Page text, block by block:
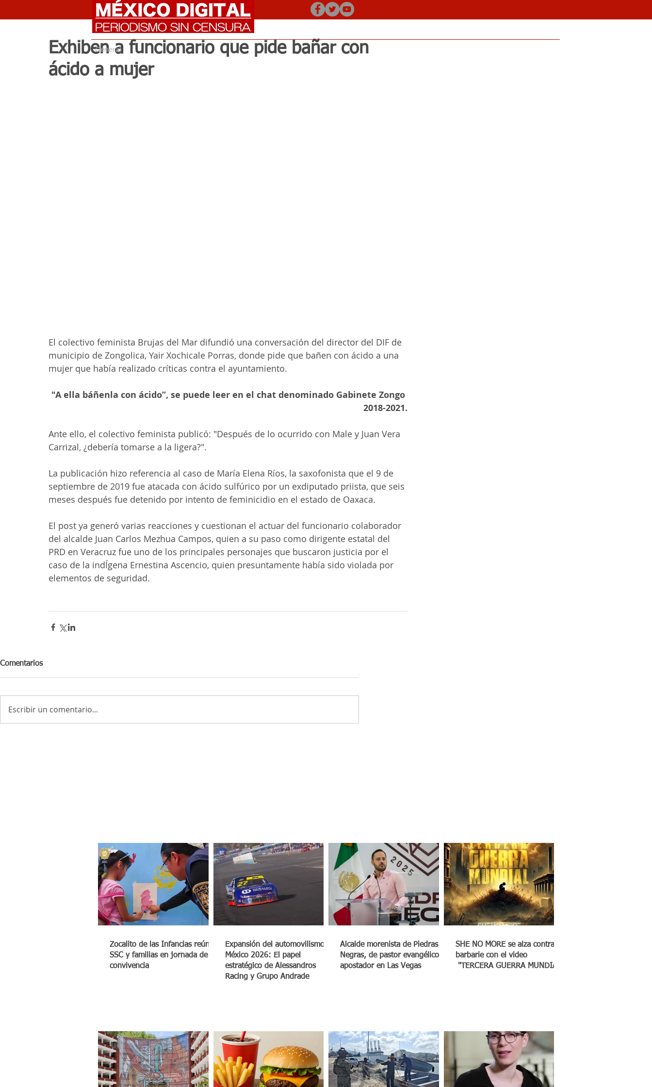
General
Exhiben a funcionario que pide bañar con
ácido a mujer
El colectivo feminista Brujas del Mar difundió una conversación del director del DIF de
municipio de Zongolica, Yair Xochicale Porras, donde pide que bañen con ácido a una
mujer que había realizado críticas contra el ayuntamiento.
2018-2021.
Ante ello, el colectivo feminista publicó: "Después de lo ocurrido con Male y Juan Vera
Carrizal, ¿debería tomarse a la ligera?".
La publicación hizo referencia al caso de María Elena Ríos, la saxofonista que el 9 de
septiembre de 2019 fue atacada con ácido sulfúrico por un exdiputado priista, que seis
meses después fue detenido por intento de feminicidio en el estado de Oaxaca.
El post ya generó varias reacciones y cuestionan el actuar del funcionario colaborador
del alcalde Juan Carlos Mezhua Campos, quien a su paso como dirigente estatal del
PRD en Veracruz fue uno de los principales personajes que buscaron justicia por el
caso de la indÍgena Ernestina Ascencio, quien presuntamente había sido violada por
elementos de seguridad.
Comentarios
Escribir un comentario...
Zocalito de las Infancias reúne a
SSC y familias en jornada de
convivencia
Expansión del automovilismo en
México 2026: El papel
estratégico de Alessandros
Racing y Grupo Andrade
Alcalde morenista de Piedras
Negras, de pastor evangélico a
apostador en Las Vegas
SHE NO MORE se alza contra la
barbarie con el video
"TERCERA GUERRA MUNDIAL"